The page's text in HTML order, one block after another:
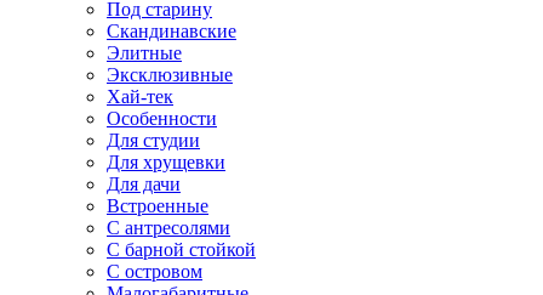
Под старину
Скандинавские
Элитные
Эксклюзивные
Хай-тек
Особенности
Для студии
Для хрущевки
Для дачи
Встроенные
С антресолями
С барной стойкой
С островом